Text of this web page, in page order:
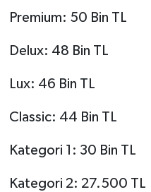
Premium: 50 Bin TL
Delux: 48 Bin TL
Lux: 46 Bin TL
Classic: 44 Bin TL
Kategori 1: 30 Bin TL
Kategori 2: 27.500 TL